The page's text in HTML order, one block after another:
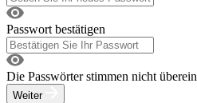
Passwort bestätigen
Die Passwörter stimmen nicht überein
Weiter